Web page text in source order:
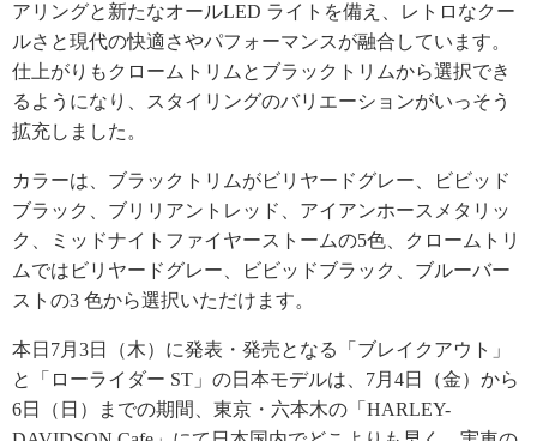
アリングと新たなオールLED ライトを備え、レトロなクー
ルさと現代の快適さやパフォーマンスが融合しています。
仕上がりもクロームトリムとブラックトリムから選択でき
るようになり、スタイリングのバリエーションがいっそう
拡充しました。
カラーは、ブラックトリムがビリヤードグレー、ビビッド
ブラック、ブリリアントレッド、アイアンホースメタリッ
ク、ミッドナイトファイヤーストームの5色、クロームトリ
ムではビリヤードグレー、ビビッドブラック、ブルーバー
ストの3 色から選択いただけます。
本日7月3日（木）に発表・発売となる「ブレイクアウト」
と「ローライダー ST」の日本モデルは、7月4日（金）から
6日（日）までの期間、東京・六本木の「HARLEY-